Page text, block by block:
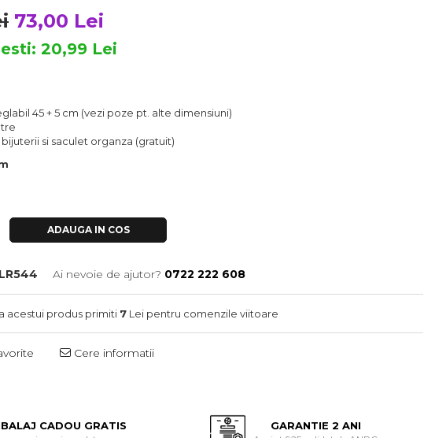
73,00 Lei
20,99 Lei
45 + 5 cm (vezi poze pt. alte dimensiuni)
si saculet organza (gratuit)
ADAUGA IN COS
Ai nevoie de ajutor? 0722 222 608
acestui produs primiti 7 Lei pentru comenzile viitoare
Cere informatii
CADOU GRATIS GARANTIE 2 ANI